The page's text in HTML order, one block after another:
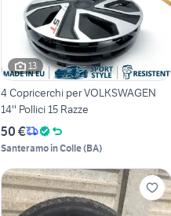
13
4 Copricerchi per VOLKSWAGEN
14'' Pollici 15 Razze
50 €
Santeramo in Colle(BA)